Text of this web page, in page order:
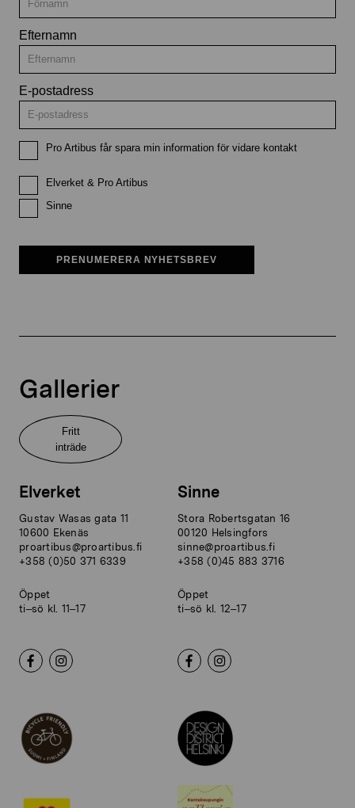
Efternamn
E-postadress
Pro Artibus får spara min information för vidare kontakt
Elverket & Pro Artibus
Sinne
PRENUMERERA NYHETSBREV
Gallerier
Fritt
inträde
Elverket
Gustav Wasas gata 11
10600 Ekenäs
proartibus@proartibus.fi
+358 (0)50 371 6339
Öppet
ti–sö kl. 11–17
Sinne
Stora Robertsgatan 16
00120 Helsingfors
sinne@proartibus.fi
+358 (0)45 883 3716
Öppet
ti–sö kl. 12–17